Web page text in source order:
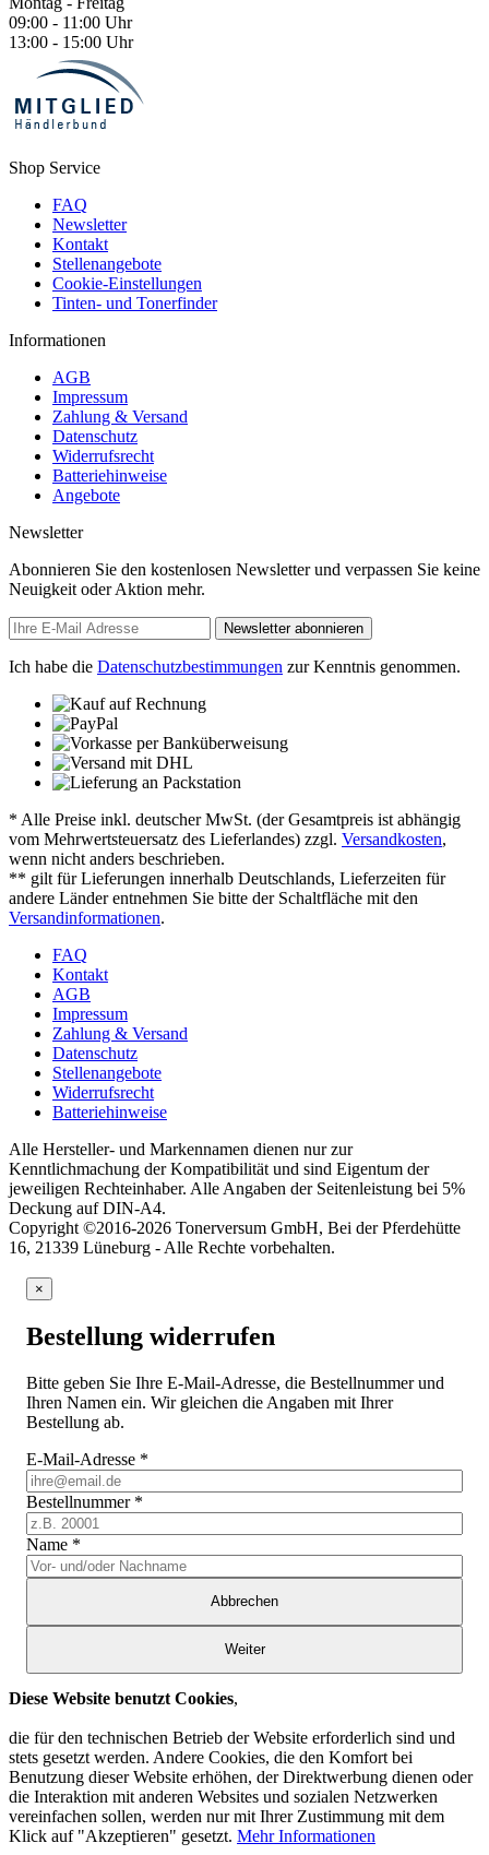
09:00 - 11:00 Uhr
13:00 - 15:00 Uhr
Shop Service
FAQ
Newsletter
Kontakt
Stellenangebote
Cookie-Einstellungen
Tinten- und Tonerfinder
Informationen
AGB
Impressum
Zahlung & Versand
Datenschutz
Widerrufsrecht
Batteriehinweise
Angebote
Newsletter
Abonnieren Sie den kostenlosen Newsletter und verpassen Sie keine
Neuigkeit oder Aktion mehr.
Newsletter abonnieren
Ich habe die Datenschutzbestimmungen zur Kenntnis genommen.
* Alle Preise inkl. deutscher MwSt. (der Gesamtpreis ist abhängig
vom Mehrwertsteuersatz des Lieferlandes) zzgl. Versandkosten,
wenn nicht anders beschrieben.
** gilt für Lieferungen innerhalb Deutschlands, Lieferzeiten für
andere Länder entnehmen Sie bitte der Schaltfläche mit den
Versandinformationen.
FAQ
Kontakt
AGB
Impressum
Zahlung & Versand
Datenschutz
Stellenangebote
Widerrufsrecht
Batteriehinweise
Alle Hersteller- und Markennamen dienen nur zur
Kenntlichmachung der Kompatibilität und sind Eigentum der
jeweiligen Rechteinhaber. Alle Angaben der Seitenleistung bei 5%
Deckung auf DIN-A4.
Copyright ©2016-2026 Tonerversum GmbH, Bei der Pferdehütte
16, 21339 Lüneburg - Alle Rechte vorbehalten.
×
Bestellung widerrufen
Bitte geben Sie Ihre E-Mail-Adresse, die Bestellnummer und
Ihren Namen ein. Wir gleichen die Angaben mit Ihrer
Bestellung ab.
E-Mail-Adresse *
Bestellnummer *
Name *
Abbrechen
Weiter
Diese Website benutzt Cookies,
die für den technischen Betrieb der Website erforderlich sind und
stets gesetzt werden. Andere Cookies, die den Komfort bei
Benutzung dieser Website erhöhen, der Direktwerbung dienen oder
die Interaktion mit anderen Websites und sozialen Netzwerken
vereinfachen sollen, werden nur mit Ihrer Zustimmung mit dem
Klick auf "Akzeptieren" gesetzt. Mehr Informationen